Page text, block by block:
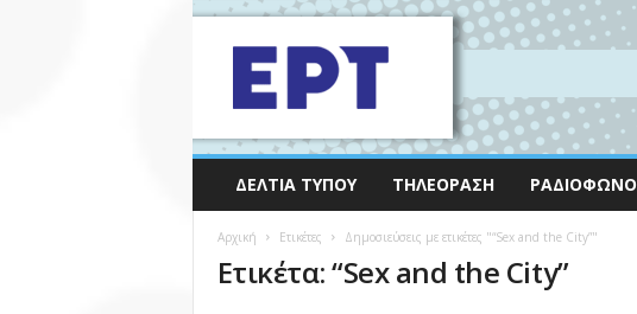
ΔΕΛΤΊΑ ΤΎΠΟΥ ΤΗΛΕΌΡΑΣΗ ΡΑΔΙΌΦΩΝΟ
Αρχική Ετικέτες Δημοσιεύσεις με ετικέτες "“Sex and the City”"
Ετικέτα: “Sex and the City”